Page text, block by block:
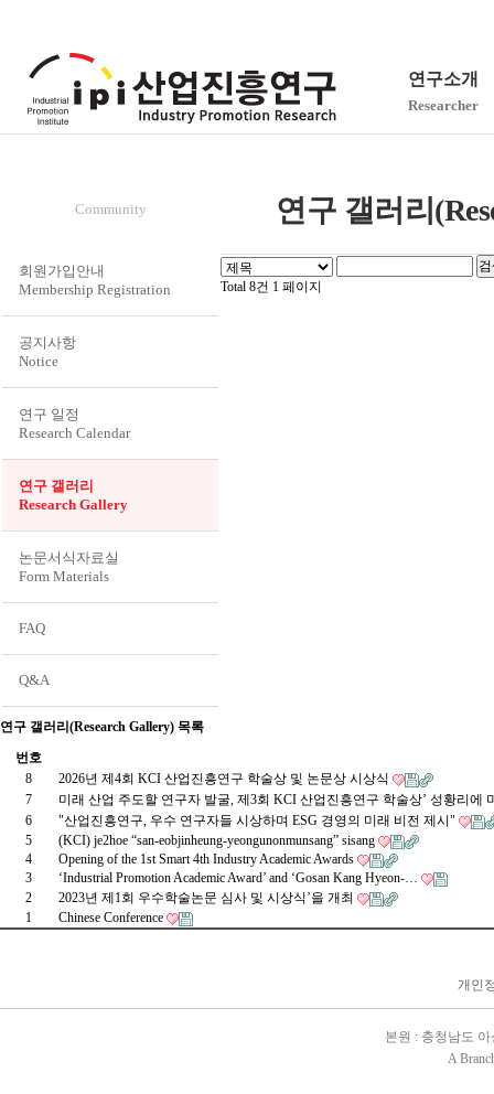
연구소개
Researcher
Community
회원가입안내
Membership Registration
공지사항
Notice
연구 일정
Research Calendar
연구 갤러리
Research Gallery
논문서식자료실
Form Materials
FAQ
Q&A
연구 갤러리
Total 8건 1 페이지
연구 갤러리(Research Gallery) 목록
번호
8
2026년 제4회 KCI 산업진흥연구 학술상 및 논문상 시상식
7
미래 산업 주도할 연구자 발굴, 제3회 KCI 산업진흥연구 학술상’ 성황리에
6
"산업진흥연구, 우수 연구자들 시상하며 ESG 경영의 미래 비전 제시"
5
(KCI) je2hoe “san-eobjinheung-yeongunonmunsang” sisang
4
Opening of the 1st Smart 4th Industry Academic Awards
3
‘Industrial Promotion Academic Award’ and ‘Gosan Kang Hyeon-…
2
2023년 제1회 우수학술논문 심사 및 시상식’을 개최
1
Chinese Conference
개인
본원 : 충청남도
A